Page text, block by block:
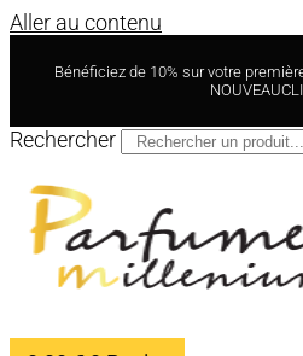
Aller au contenu
Bénéficiez de 10% sur votre
Rechercher